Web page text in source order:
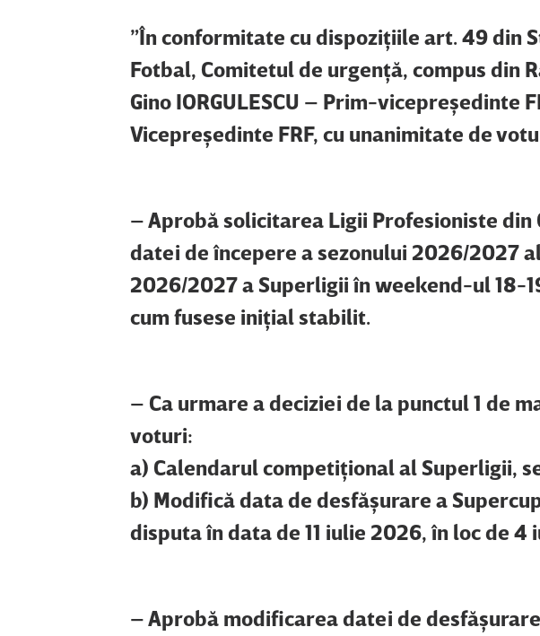
”În conformitate cu dispoziţiile art. 49 din
Fotbal, Comitetul de urgenţă, compus din
Gino IORGULESCU – Prim-vicepreşedinte
Vicepreşedinte FRF, cu unanimitate de
– Aprobă solicitarea Ligii Profesioniste
datei de începere a sezonului 2026/2027
2026/2027 a Superligii în weekend-ul 18-
cum fusese iniţial stabilit.
– Ca urmare a deciziei de la punctul 1 de
voturi:
a) Calendarul competiţional al Superligii,
b) Modifică data de desfăşurare a
disputa în data de 11 iulie 2026, în loc de
– Aprobă modificarea datei de